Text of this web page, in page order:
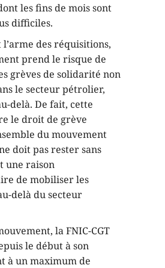
les fins de mois sont
difficiles.
des réquisitions,
prend le risque de
grèves de solidarité non
le secteur pétrolier,
delà. De fait, cette
le droit de grève
du mouvement
doit pas rester sans
une raison
de mobiliser les
delà du secteur
la FNIC-CGT
le début à son
à un maximum de